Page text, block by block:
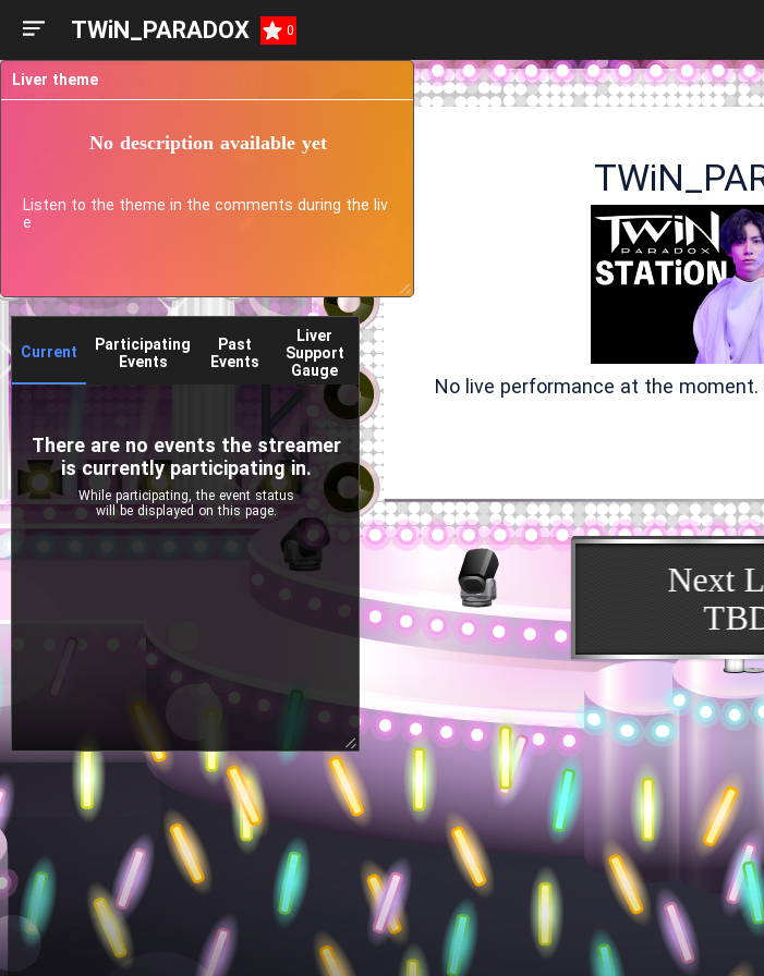
TWiN_PARADOX 0
No live performance at the
Current
Participating
Events
Past
Events
Liver
Support
Gauge
There are no events the streamer
is currently participating in.
While participating, the event status
will be displayed on this page.
Liver theme
No description available yet
Listen to the theme in the comments during the liv
e